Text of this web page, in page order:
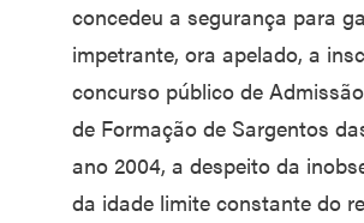
concedeu a segurança para
impetrante, ora apelado, a
concurso público de
de Formação de Sargentos
ano 2004, a despeito da
da idade limite constante do